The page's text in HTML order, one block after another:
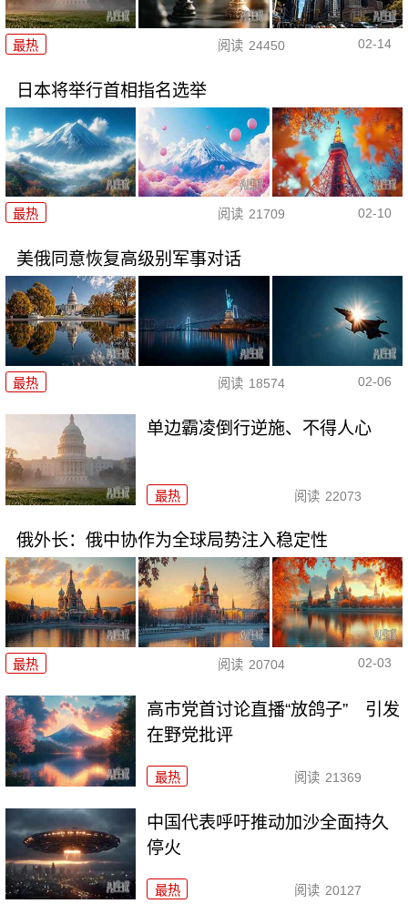
最热 阅读 24450 02-14
日本将举行首相指名选举
最热 阅读 21709 02-10
美俄同意恢复高级别军事对话
最热 阅读 18574 02-06
单边霸凌倒行逆施、不得人心
最热 阅读 22073
俄外长：俄中协作为全球局势注入稳定性
最热 阅读 20704 02-03
高市党首讨论直播“放鸽子” 引发
在野党批评
最热 阅读 21369
中国代表呼吁推动加沙全面持久
停火
最热 阅读 20127